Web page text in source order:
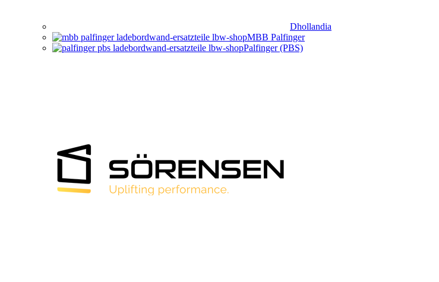
Dhollandia
MBB Palfinger
Palfinger (PBS)